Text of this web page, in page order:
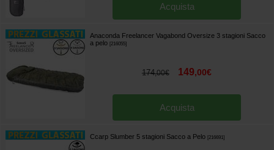
Acquista
Anaconda Freelancer Vagabond Oversize 3 stagioni Sacco
a pelo [216055]
174,00€ 149,00€
Acquista
Ccarp Slumber 5 stagioni Sacco a Pelo [216691]